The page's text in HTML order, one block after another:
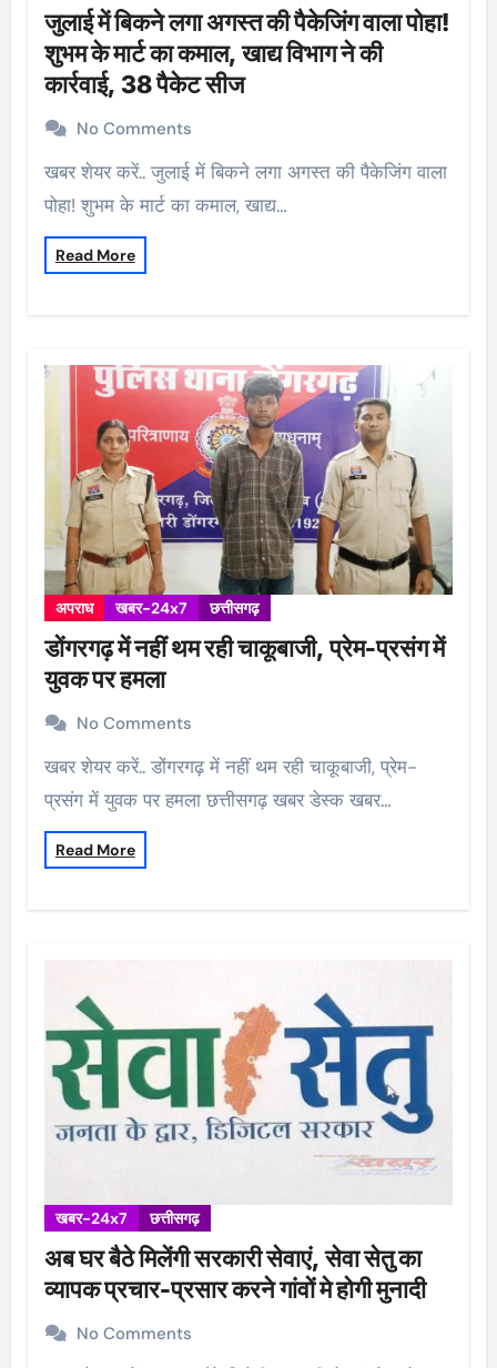
जुलाई में बिकने लगा अगस्त की पैकेजिंग वाला पोहा!
शुभम के मार्ट का कमाल, खाद्य विभाग ने की
कार्रवाई, 38 पैकेट सीज
No Comments
खबर शेयर करें.. जुलाई में बिकने लगा अगस्त की पैकेजिंग वाला
पोहा! शुभम के मार्ट का कमाल, खाद्य…
Read More
अपराध खबर-24x7 छत्तीसगढ़
डोंगरगढ़ में नहीं थम रही चाकूबाजी, प्रेम-प्रसंग में
युवक पर हमला
No Comments
खबर शेयर करें.. डोंगरगढ़ में नहीं थम रही चाकूबाजी, प्रेम-
प्रसंग में युवक पर हमला छत्तीसगढ़ खबर डेस्क खबर…
Read More
खबर-24x7 छत्तीसगढ़
अब घर बैठे मिलेंगी सरकारी सेवाएं, सेवा सेतु का
व्यापक प्रचार-प्रसार करने गांवों मे होगी मुनादी
No Comments